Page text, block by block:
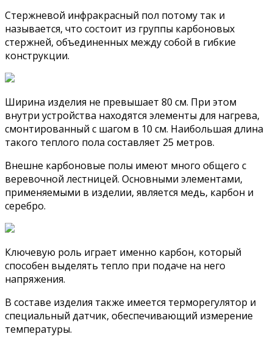
Стержневой инфракрасный пол потому так и
называется, что состоит из группы карбоновых
стержней, объединенных между собой в гибкие
конструкции.
Ширина изделия не превышает 80 см. При этом
внутри устройства находятся элементы для нагрева,
смонтированный с шагом в 10 см. Наибольшая длина
такого теплого пола составляет 25 метров.
Внешне карбоновые полы имеют много общего с
веревочной лестницей. Основными элементами,
применяемыми в изделии, является медь, карбон и
серебро.
Ключевую роль играет именно карбон, который
способен выделять тепло при подаче на него
напряжения.
В составе изделия также имеется терморегулятор и
специальный датчик, обеспечивающий измерение
температуры.